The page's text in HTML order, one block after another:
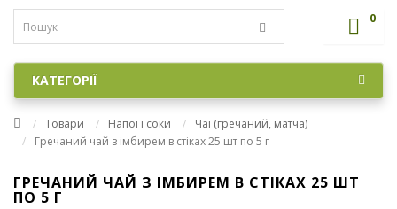
0
КАТЕГОРІЇ
Товари Напої і соки
Чаї (гречаний, матча)
Гречаний чай з імбирем в стіках 25 шт по 5 г
ГРЕЧАНИЙ ЧАЙ З ІМБИРЕМ В СТІКАХ 25 ШТ
ПО 5 Г